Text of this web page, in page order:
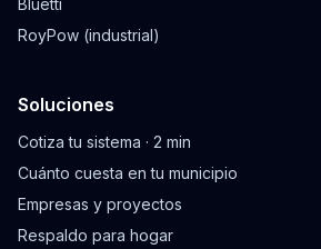
RoyPow (industrial)
Soluciones
Cotiza tu sistema · 2 min
Cuánto cuesta en tu municipio
Empresas y proyectos
Respaldo para hogar